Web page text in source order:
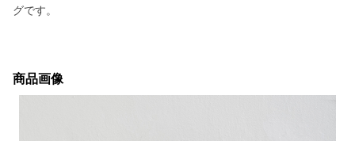
グです。
商品画像